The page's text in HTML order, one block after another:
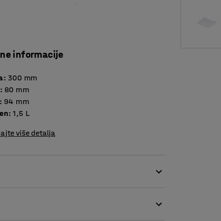
informacije
: 300 mm
: 80 mm
: 94 mm
: 1,5 L
više detalja
koji je idealan za često korištenje.